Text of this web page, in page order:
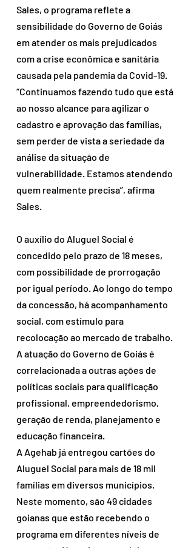
Sales, o programa reflete a
sensibilidade do Governo de Goiás
em atender os mais prejudicados
com a crise econômica e sanitária
causada pela pandemia da Covid-19.
“Continuamos fazendo tudo que está
ao nosso alcance para agilizar o
cadastro e aprovação das famílias,
sem perder de vista a seriedade da
análise da situação de
vulnerabilidade. Estamos atendendo
quem realmente precisa”, afirma
Sales.
O auxílio do Aluguel Social é
concedido pelo prazo de 18 meses,
com possibilidade de prorrogação
por igual período. Ao longo do tempo
da concessão, há acompanhamento
social, com estímulo para
recolocação ao mercado de trabalho.
A atuação do Governo de Goiás é
correlacionada a outras ações de
políticas sociais para qualificação
profissional, empreendedorismo,
geração de renda, planejamento e
educação financeira.
A Agehab já entregou cartões do
Aluguel Social para mais de 18 mil
famílias em diversos municípios.
Neste momento, são 49 cidades
goianas que estão recebendo o
programa em diferentes níveis de